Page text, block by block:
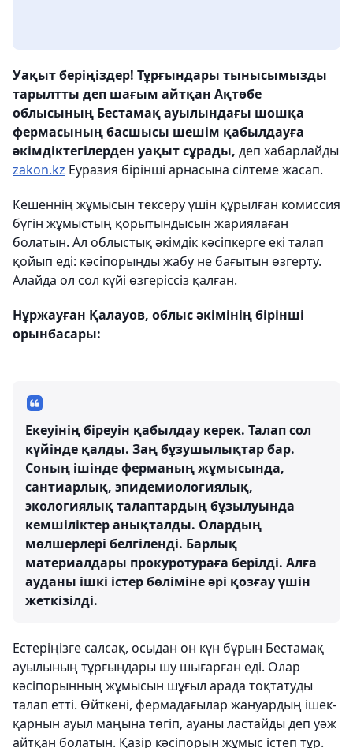
Уақыт беріңіздер! Тұрғындары тынысымызды
тарылтты деп шағым айтқан Ақтөбе
облысының Бестамақ ауылындағы шошқа
фермасының басшысы шешім қабылдауға
әкімдіктегілерден уақыт сұрады, деп хабарлайды
zakon.kz Еуразия бірінші арнасына сілтеме жасап.
Кешеннің жұмысын тексеру үшін құрылған комиссия
бүгін жұмыстың қорытындысын жариялаған
болатын. Ал облыстық әкімдік кәсіпкерге екі талап
қойып еді: кәсіпорынды жабу не бағытын өзгерту.
Алайда ол сол күйі өзгеріссіз қалған.
Нұржауған Қалауов, облыс әкімінің бірінші
орынбасары:
Екеуінің біреуін қабылдау керек. Талап сол
күйінде қалды. Заң бұзушылықтар бар.
Соның ішінде ферманың жұмысында,
сантиарлық, эпидемиологиялық,
экологиялық талаптардың бұзылуында
кемшіліктер анықталды. Олардың
мөлшерлері белгіленді. Барлық
материалдары прокуротураға берілді. Алға
ауданы ішкі істер бөліміне әрі қозғау үшін
жеткізілді.
Естеріңізге салсақ, осыдан он күн бұрын Бестамақ
ауылының тұрғындары шу шығарған еді. Олар
кәсіпорынның жұмысын шұғыл арада тоқтатуды
талап етті. Өйткені, фермадағылар жануардың ішек-
қарнын ауыл маңына төгіп, ауаны ластайды деп уәж
айтқан болатын. Қазір кәсіпорын жұмыс істеп тұр.